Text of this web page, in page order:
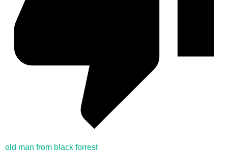
old man from black forrest